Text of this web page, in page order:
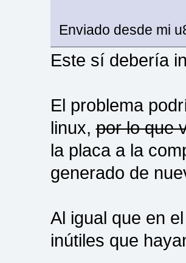
Enviado desde mi
Este sí debería
El problema
linux,por lo que
la placa a la
generado de
Al igual que en
inútiles que